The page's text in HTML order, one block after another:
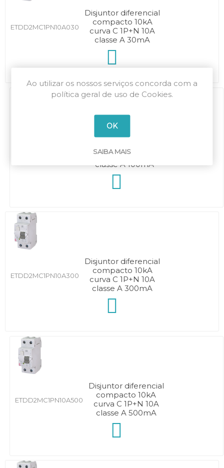
ETDD2MC1PN10A030
Disjuntor diferencial
compacto 10kA
curva C 1P+N 10A
classe A 30mA
Disjuntor diferencial
curva C 1P+N 16A
classe A 100mA
ETDD2MC1PN10A300
Disjuntor diferencial
compacto 10kA
curva C 1P+N 10A
classe A 300mA
ETDD2MC1PN10A500
Disjuntor diferencial
compacto 10kA
curva C 1P+N 10A
classe A 500mA
Ao utilizar os nossos serviços concorda com a
política geral de uso de Cookies.
OK
SAIBA MAIS